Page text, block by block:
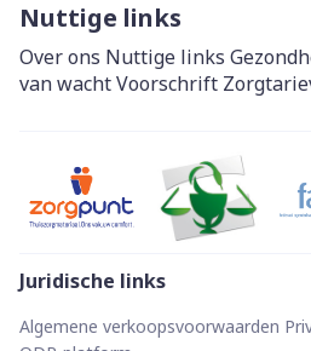
Nuttige links
Over ons Nuttige links
van wachtVoorschrift
Juridische links
Algemene verkoopsvoorwaarden